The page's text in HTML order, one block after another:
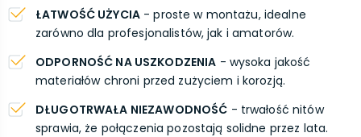
ŁATWOŚĆ UŻYCIA- proste w montażu, idealne
zarówno dla profesjonalistów, jak i amatorów.
ODPORNOŚĆ NA USZKODZENIA - wysoka jakość
materiałów chroni przed zużyciem i korozją.
DŁUGOTRWAŁA NIEZAWODNOŚĆ - trwałość nitów
sprawia, że połączenia pozostają solidne przez lata.